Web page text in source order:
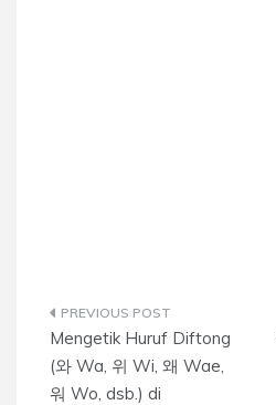
Navigasi
pos
Mengetik Huruf Diftong
(와 Wa, 위 Wi, 왜 Wae,
워 Wo, dsb.) di